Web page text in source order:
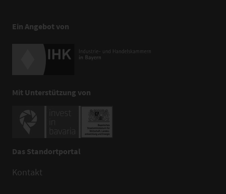
Ein Angebot von
Mit Unterstützung von
Das Standortportal
Kontakt